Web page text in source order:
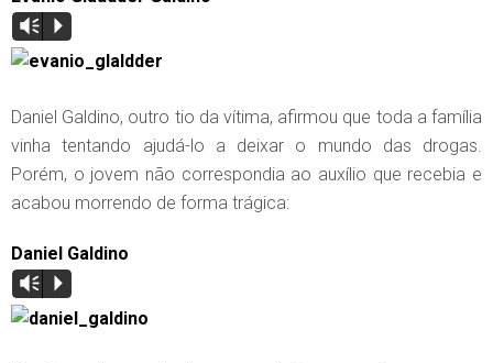
Vm P
Daniel Galdino, outro tio da vítima, afirmou que toda a família
vinha tentando ajudá-lo a deixar o mundo das drogas.
Porém, o jovem não correspondia ao auxílio que recebia e
acabou morrendo de forma trágica:
Daniel Galdino
Vm P